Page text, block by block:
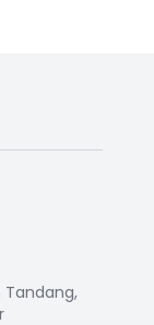
Tandang,